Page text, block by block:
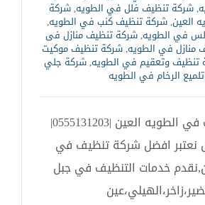
,شركة تنظيف فلل في الطويه,شركة
العين,شركة تنظيف كنب في الطويه,
في الطويه,شركة تنظيف منازل فى
منازل في الطويه,شركة تنظيف موكيت
تنظيف وتعقيم في الطويه,شركة جلي
الرخام في الطويه
شركة تنظيف في الطويه العين |0555131203|
نعتبر افضل شركة تنظيف في
خدمات التنظيف في جبل